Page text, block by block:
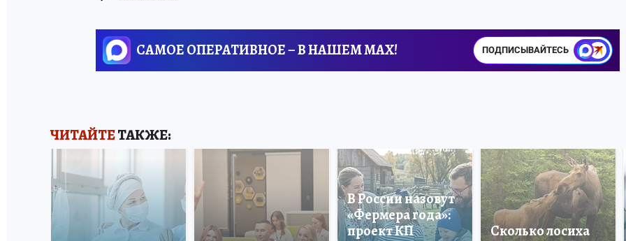
САМОЕ ОПЕРАТИВНОЕ – В НАШЕМ MAX! ПОДПИСЫВАЙТЕСЬ
ЧИТАЙТЕТАКЖЕ:
В России назовут
«Фермера года»:
проект КП
Сколько лосиха